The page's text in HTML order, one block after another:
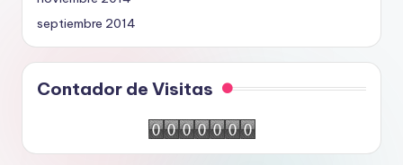
septiembre 2014
Contador de Visitas